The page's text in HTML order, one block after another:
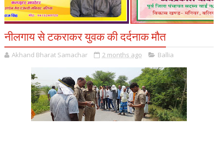
नीलगाय से टकराकर युवक की दर्दनाक मौत
Akhand Bharat Samachar 2 months ago Ballia